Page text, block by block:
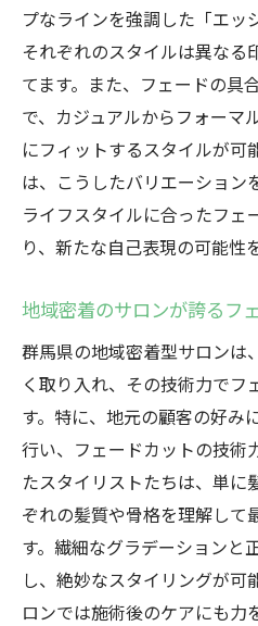
プなラインを強調した「エッ
それぞれのスタイルは異なる
てます。また、フェードの具
で、カジュアルからフォーマ
にフィットするスタイルが可
は、こうしたバリエーション
ライフスタイルに合ったフェ
り、新たな自己表現の可能性
地域密着のサロンが誇るフ
群馬県の地域密着型サロンは
く取り入れ、その技術力でフ
す。特に、地元の顧客の好み
行い、フェードカットの技術
たスタイリストたちは、単に
ぞれの髪質や骨格を理解して
す。繊細なグラデーションと
し、絶妙なスタイリングが可
ロンでは施術後のケアにも力